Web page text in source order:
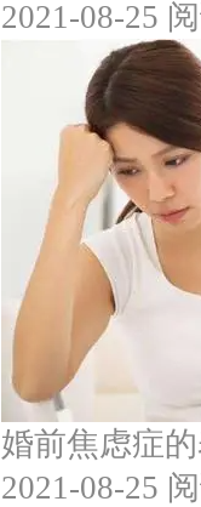
2021-08-25
婚前焦虑症
2021-08-25